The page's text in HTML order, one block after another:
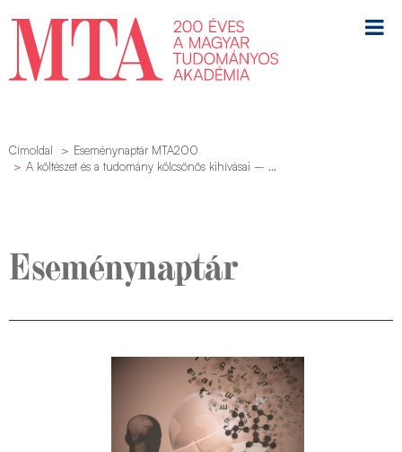
Címoldal
Eseménynaptár MTA200
A költészet és a tudomány kölcsönös kihívásai – ...
Eseménynaptár